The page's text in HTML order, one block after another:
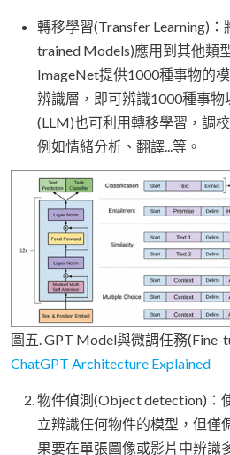
轉移學習(Transfer Learning)
trained Models)應用到其他類
ImageNet提供1000種事物的
辨識層，即可辨識1000種事
(LLM)也可利用轉移學習，調
例如情緒分析、翻譯...等。
圖五. GPT Model與微調任務(Fine-
ChatGPT Architecture Explained
物件偵測(Object detection)：
立辨識任何物件的模型，但僅
果要在單張圖像或影片中辨識